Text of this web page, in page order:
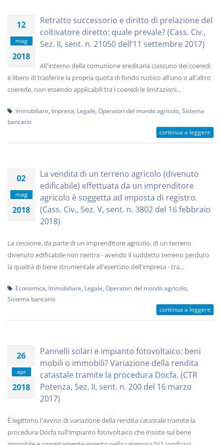
12
mag
2018
Retratto successorio e diritto di prelazione del
coltivatore diretto: quale prevale? (Cass. Civ.,
Sez. II, sent. n. 21050 dell’11 settembre 2017)
All'interno della comunione ereditaria ciascuno dei coeredi
è libero di trasferire la propria quota di fondo rustico all'uno o all'altro
coerede, non essendo applicabili tra i coeredi le limitazioni...
Immobiliare Impresa Legale Operatori del mondo agricolo Sistema
bancario
continua a leggere
02
mag
2018
La vendita di un terreno agricolo (divenuto
edificabile) effettuata da un imprenditore
agricolo è soggetta ad imposta di registro.
(Cass. Civ., Sez. V, sent. n. 3802 del 16 febbraio
2018)
La cessione, da parte di un imprenditore agricolo, di un terreno
divenuto edificabile non rientra - avendo il suddetto terreno perduto
la qualità di bene strumentale all'esercizio dell'impresa - tra...
Economica Immobiliare Legale Operatori del mondo agricolo
Sistema bancario
continua a leggere
26
apr
2018
Pannelli solari e impianto fotovoltaico: beni
mobili o immobili? Variazione della rendita
catastale tramite la procedura Docfa. (CTR
Potenza, Sez. II, sent. n. 200 del 16 marzo
2017)
È legittimo l'avviso di variazione della rendita catastale tramite la
procedura Docfa sull'impianto fotovoltaico che insiste sul bene